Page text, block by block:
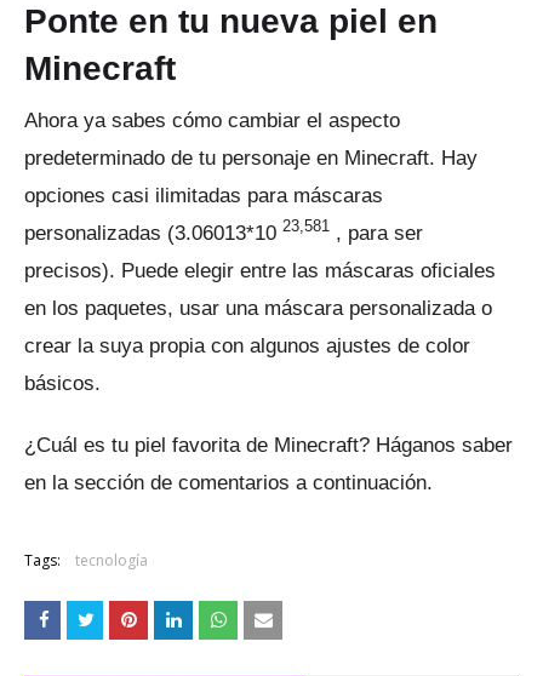
Ponte en tu nueva piel en
Minecraft
Ahora ya sabes cómo cambiar el aspecto
predeterminado de tu personaje en Minecraft. Hay
opciones casi ilimitadas para máscaras
personalizadas (3.06013*10 23,581 , para ser
precisos). Puede elegir entre las máscaras oficiales
en los paquetes, usar una máscara personalizada o
crear la suya propia con algunos ajustes de color
básicos.
¿Cuál es tu piel favorita de Minecraft? Háganos saber
en la sección de comentarios a continuación.
Tags: tecnología